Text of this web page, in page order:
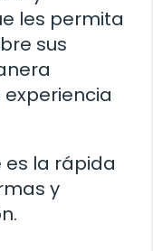
les permita
sus
la rápida
y